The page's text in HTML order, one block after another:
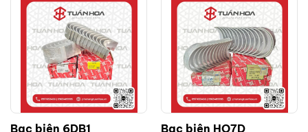
Bạc biên 6DB1 Bạc biên HO7D